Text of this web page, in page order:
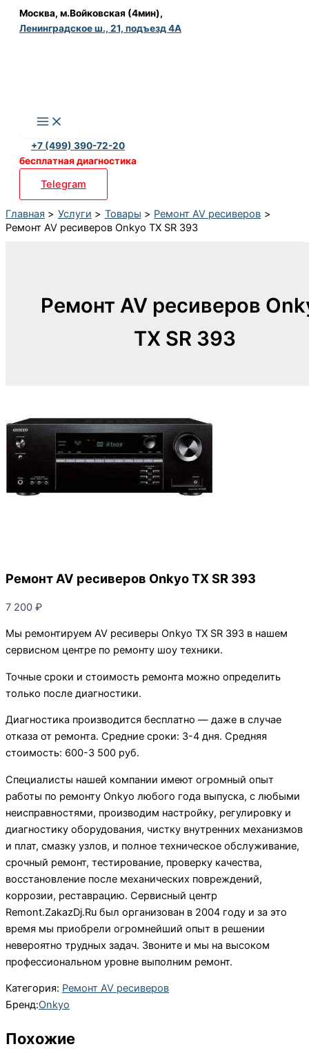
Перейти
Москва, м.Войковская (4мин),
Ленинградское ш., 21, подъезд 4А
+7 (499) 390-72-20
бесплатная диагностика
Telegram
Главная Услуги Товары
Ремонт AV ресиверов
Ремонт AV ресиверов Onkyo TX SR 393
Ремонт AV ресиверов
TX SR 393
Ремонт AV ресиверов Onkyo TX SR 393
7 200 ₽
Мы ремонтируем AV ресиверы Onkyo TX SR 393 в нашем
сервисном центре по ремонту шоу техники.
Точные сроки и стоимость ремонта можно определить
только после диагностики.
Диагностика производится бесплатно — даже в случае
отказа от ремонта. Средние сроки: 3-4 дня. Средняя
стоимость: 600-3 500 руб.
Специалисты нашей компании имеют огромный опыт
работы по ремонту Onkyo любого года выпуска, с любыми
неисправностями, производим настройку, регулировку и
диагностику оборудования, чистку внутренних механизмов
и плат, смазку узлов, и полное техническое обслуживание,
срочный ремонт, тестирование, проверку качества,
восстановление после механических повреждений,
коррозии, реставрацию. Сервисный центр
Remont.ZakazDj.Ru был организован в 2004 году и за это
время мы приобрели огромнейший опыт в решении
невероятно трудных задач. Звоните и мы на высоком
профессиональном уровне выполним ремонт.
Категория: Ремонт AV ресиверов
Бренд:Onkyo
Похожие